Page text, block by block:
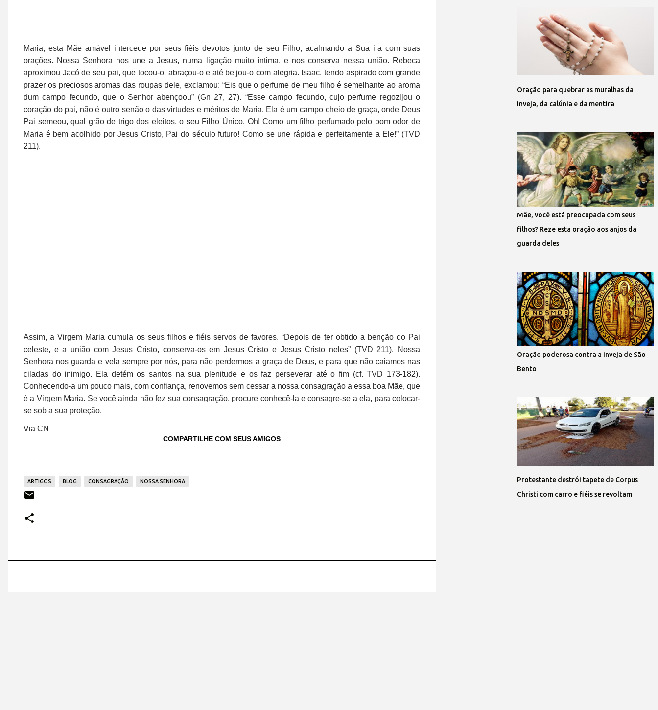
Maria, esta Mãe amável intercede por seus fiéis devotos junto de seu Filho, acalmando a Sua ira com suas
orações. Nossa Senhora nos une a Jesus, numa ligação muito íntima, e nos conserva nessa união. Rebeca
aproximou Jacó de seu pai, que tocou-o, abraçou-o e até beijou-o com alegria. Isaac, tendo aspirado com grande
prazer os preciosos aromas das roupas dele, exclamou: “Eis que o perfume de meu filho é semelhante ao aroma
dum campo fecundo, que o Senhor abençoou” (Gn 27, 27). “Esse campo fecundo, cujo perfume regozijou o
coração do pai, não é outro senão o das virtudes e méritos de Maria. Ela é um campo cheio de graça, onde Deus
Pai semeou, qual grão de trigo dos eleitos, o seu Filho Único. Oh! Como um filho perfumado pelo bom odor de
Maria é bem acolhido por Jesus Cristo, Pai do século futuro! Como se une rápida e perfeitamente a Ele!” (TVD
211).
Assim, a Virgem Maria cumula os seus filhos e fiéis servos de favores. “Depois de ter obtido a benção do Pai
celeste, e a união com Jesus Cristo, conserva-os em Jesus Cristo e Jesus Cristo neles” (TVD 211). Nossa
Senhora nos guarda e vela sempre por nós, para não perdermos a graça de Deus, e para que não caiamos nas
ciladas do inimigo. Ela detém os santos na sua plenitude e os faz perseverar até o fim (cf. TVD 173-182).
Conhecendo-a um pouco mais, com confiança, renovemos sem cessar a nossa consagração a essa boa Mãe, que
é a Virgem Maria. Se você ainda não fez sua consagração, procure conhecê-la e consagre-se a ela, para colocar-
se sob a sua proteção.
Via CN
COMPARTILHE COM SEUS AMIGOS
ARTIGOS BLOG CONSAGRAÇÃO NOSSA SENHORA
Oração para quebrar as muralhas da
inveja, da calúnia e da mentira
Mãe, você está preocupada com seus
filhos? Reze esta oração aos anjos da
guarda deles
Oração poderosa contra a inveja de São
Bento
Protestante destrói tapete de Corpus
Christi com carro e fiéis se revoltam